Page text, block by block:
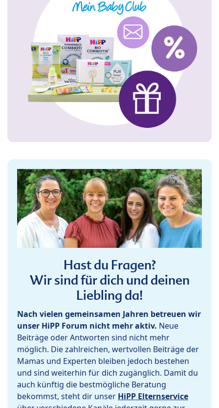
Hast du Fragen?
Wir sind für dich und deinen
Liebling da!
Nach vielen gemeinsamen Jahren betreuen wir
unser HiPP Forum nicht mehr aktiv. Neue
Beiträge oder Antworten sind nicht mehr
möglich. Die zahlreichen, wertvollen Beiträge der
Mamas und Experten bleiben jedoch bestehen
und sind weiterhin für dich zugänglich. Damit du
auch künftig die bestmögliche Beratung
bekommst, steht dir unser HiPP Elternservice